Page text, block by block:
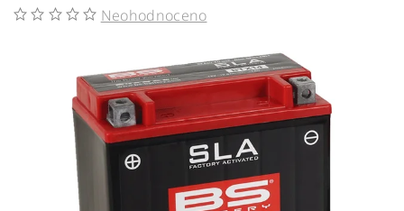
Neohodnoceno